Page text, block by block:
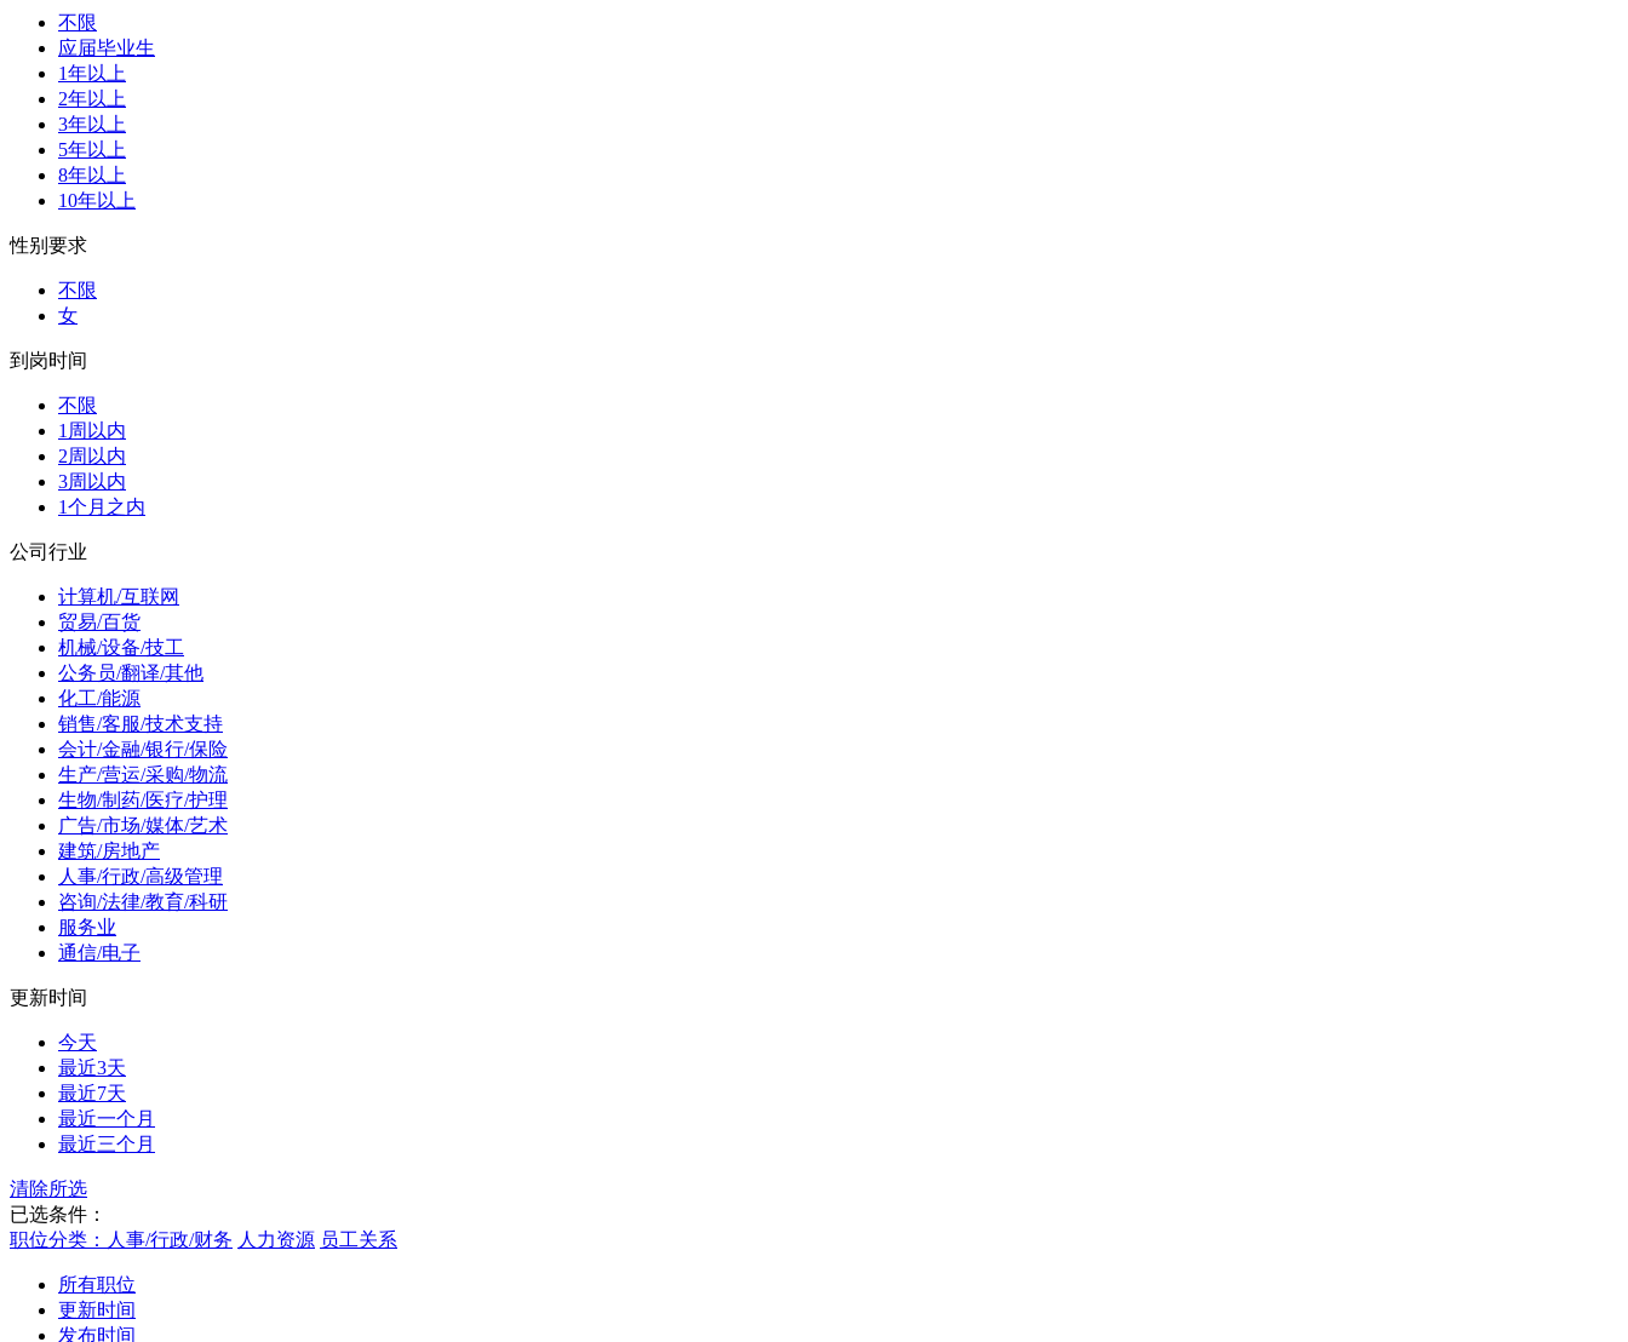
不限
应届毕业生
1年以上
2年以上
3年以上
5年以上
8年以上
10年以上
性别要求
不限
女
到岗时间
不限
1周以内
2周以内
3周以内
1个月之内
公司行业
计算机/互联网
贸易/百货
机械/设备/技工
公务员/翻译/其他
化工/能源
销售/客服/技术支持
会计/金融/银行/保险
生产/营运/采购/物流
生物/制药/医疗/护理
广告/市场/媒体/艺术
建筑/房地产
人事/行政/高级管理
咨询/法律/教育/科研
服务业
通信/电子
更新时间
今天
最近3天
最近7天
最近一个月
最近三个月
清除所选
已选条件：
职位分类：人事/行政/财务 人力资源 员工关系
所有职位
更新时间
发布时间